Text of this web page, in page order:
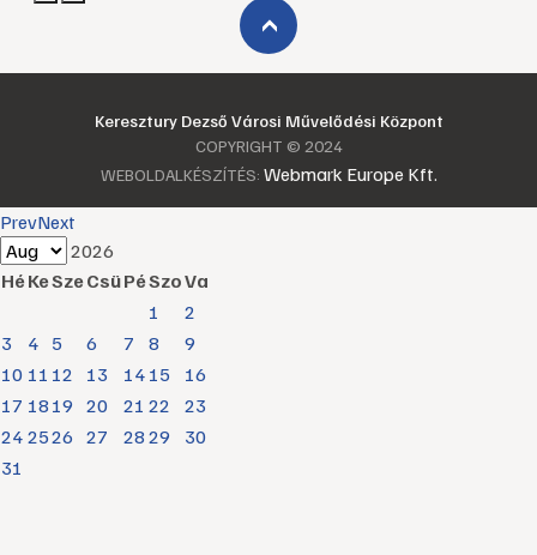
›
Keresztury Dezső Városi Művelődési Központ
COPYRIGHT © 2024
WEBOLDALKÉSZÍTÉS: Webmark Europe Kft.
PrevNext
2026
HéKeSzeCsüPéSzoVa
1
2
3
4 5 6 7 8
9
10 11 12 13 14 15
16
17 18 19 20 21 22
23
24 2526 27 28 29
30
31